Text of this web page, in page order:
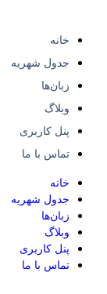
خانه
جدول شهریه
زبان‌ها
وبلاگ
پنل کاربری
تماس با ما
خانه
جدول شهریه
زبان‌ها
وبلاگ
پنل کاربری
تماس با ما